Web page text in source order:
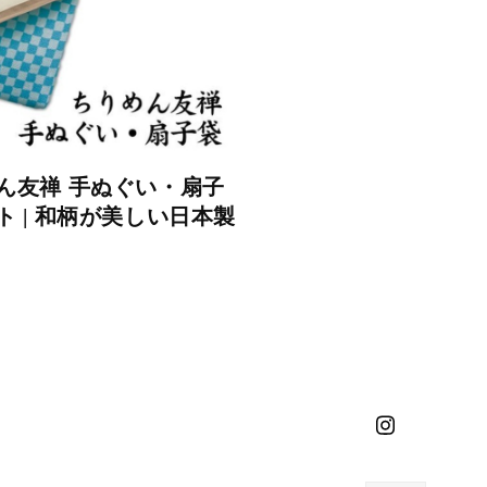
友禅 手ぬぐい・扇子
| 和柄が美しい日本製